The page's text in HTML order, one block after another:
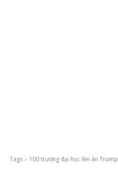
Tags 100 trường đại học lên án Trump